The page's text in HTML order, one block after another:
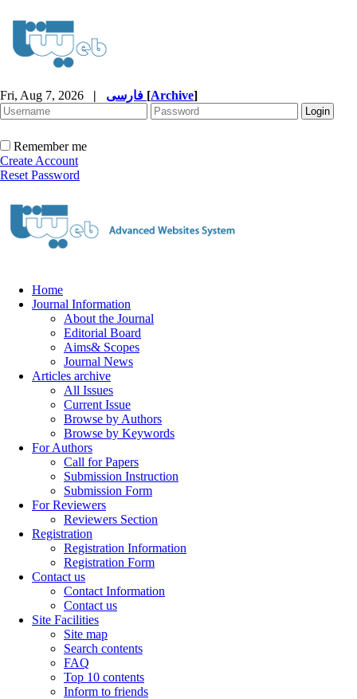
Fri, Aug 7, 2026 | [Archive]
Remember me
Create Account
Reset Password
Home
Journal Information
About the Journal
Editorial Board
Aims& Scopes
Journal News
Articles archive
All Issues
Current Issue
Browse by Authors
Browse by Keywords
For Authors
Call for Papers
Submission Instruction
Submission Form
For Reviewers
Reviewers Section
Registration
Registration Information
Registration Form
Contact us
Contact Information
Contact us
Site Facilities
Site map
Search contents
FAQ
Top 10 contents
Inform to friends